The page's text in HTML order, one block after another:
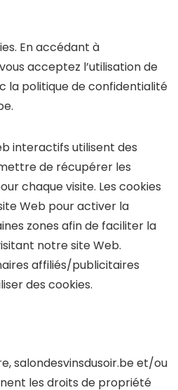
En accédant à
acceptez l’utilisation de
la politique de confidentialité
interactifs utilisent des
de récupérer les
chaque visite. Les cookies
Web pour activer la
zones afin de faciliter la
notre site Web.
affiliés/publicitaires
des cookies.
salondesvinsdusoir.be et/ou
les droits de propriété